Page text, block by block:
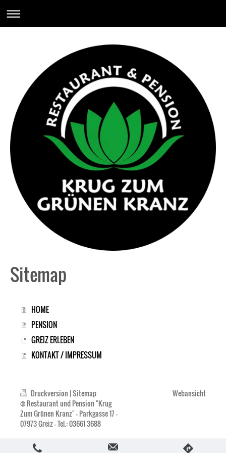
Sitemap
HOME
PENSION
GREIZ ERLEBEN
KONTAKT / IMPRESSUM
Druckversion |Sitemap
© Restaurant und Pension "Krug
Zum Grünen Kranz" - Parkgasse 17 -
07973 Greiz - Tel.: 03661 3688
Webansicht